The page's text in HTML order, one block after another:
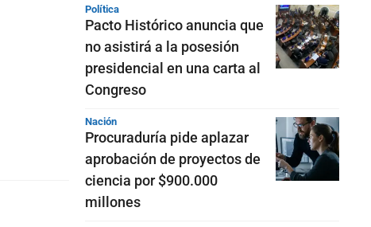
Política
Pacto Histórico anuncia que
no asistirá a la posesión
presidencial en una carta al
Congreso
Nación
Procuraduría pide aplazar
aprobación de proyectos de
ciencia por $900.000
millones